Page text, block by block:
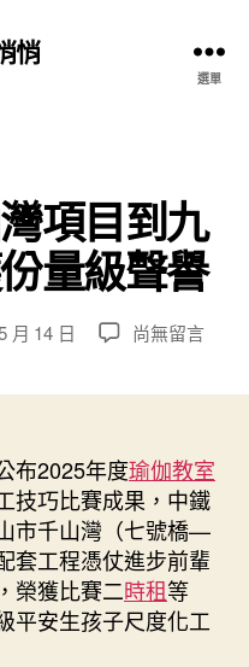
悄
選單
項目到九
量級聲譽
月 14 日
在
千
山
灣
項
目
到
九
尚無留言
布2025年度瑜伽教室
技巧比賽成果，中鐵
市千山灣（七號橋—
套工程憑仗進步前輩
榮獲比賽二時租等
平安生孩子尺度化工